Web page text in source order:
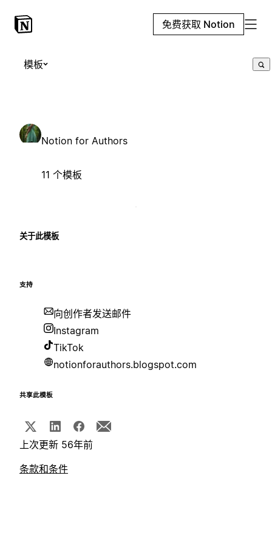
免费获取 Notion
模板
Notion for Authors
11 个模板
关于此模板
支持
向创作者发送邮件
Instagram
TikTok
notionforauthors.blogspot.com
共享此模板
上次更新 56年前
条款和条件